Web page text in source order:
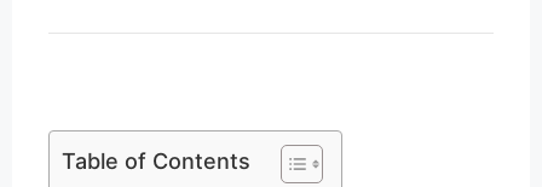
Table of Contents